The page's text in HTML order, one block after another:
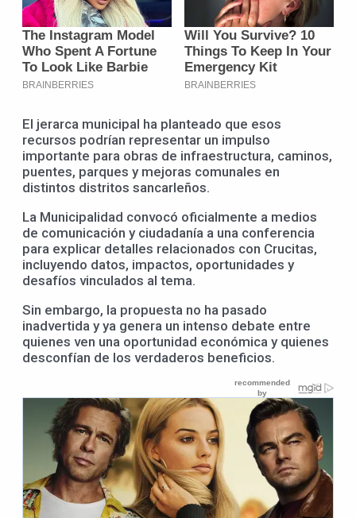
El jerarca municipal ha planteado que esos
recursos podrían representar un impulso
importante para obras de infraestructura, caminos,
puentes, parques y mejoras comunales en
distintos distritos sancarleños.
La Municipalidad convocó oficialmente a medios
de comunicación y ciudadanía a una conferencia
para explicar detalles relacionados con Crucitas,
incluyendo datos, impactos, oportunidades y
desafíos vinculados al tema.
Sin embargo, la propuesta no ha pasado
inadvertida y ya genera un intenso debate entre
quienes ven una oportunidad económica y quienes
desconfían de los verdaderos beneficios.